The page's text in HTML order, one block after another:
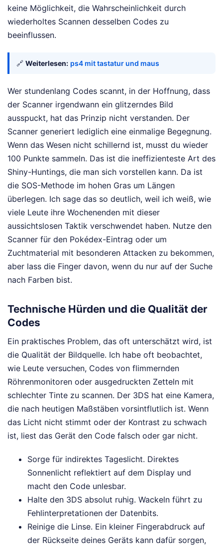
keine Möglichkeit, die Wahrscheinlichkeit durch
wiederholtes Scannen desselben Codes zu
beeinflussen.
🔗 Weiterlesen: ps4 mit tastatur und maus
Wer stundenlang Codes scannt, in der Hoffnung, dass
der Scanner irgendwann ein glitzerndes Bild
ausspuckt, hat das Prinzip nicht verstanden. Der
Scanner generiert lediglich eine einmalige Begegnung.
Wenn das Wesen nicht schillernd ist, musst du wieder
100 Punkte sammeln. Das ist die ineffizienteste Art des
Shiny-Huntings, die man sich vorstellen kann. Da ist
die SOS-Methode im hohen Gras um Längen
überlegen. Ich sage das so deutlich, weil ich weiß, wie
viele Leute ihre Wochenenden mit dieser
aussichtslosen Taktik verschwendet haben. Nutze den
Scanner für den Pokédex-Eintrag oder um
Zuchtmaterial mit besonderen Attacken zu bekommen,
aber lass die Finger davon, wenn du nur auf der Suche
nach Farben bist.
Technische Hürden und die Qualität der
Codes
Ein praktisches Problem, das oft unterschätzt wird, ist
die Qualität der Bildquelle. Ich habe oft beobachtet,
wie Leute versuchen, Codes von flimmernden
Röhrenmonitoren oder ausgedruckten Zetteln mit
schlechter Tinte zu scannen. Der 3DS hat eine Kamera,
die nach heutigen Maßstäben vorsintflutlich ist. Wenn
das Licht nicht stimmt oder der Kontrast zu schwach
ist, liest das Gerät den Code falsch oder gar nicht.
Sorge für indirektes Tageslicht. Direktes
Sonnenlicht reflektiert auf dem Display und
macht den Code unlesbar.
Halte den 3DS absolut ruhig. Wackeln führt zu
Fehlinterpretationen der Datenbits.
Reinige die Linse. Ein kleiner Fingerabdruck auf
der Rückseite deines Geräts kann dafür sorgen,